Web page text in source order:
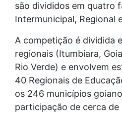
são divididos em quatro
Intermunicipal, Regional
A competição é dividida
regionais (Itumbiara,
Rio Verde) e envolvem
40 Regionais de
os 246 municípios
participação de cerca